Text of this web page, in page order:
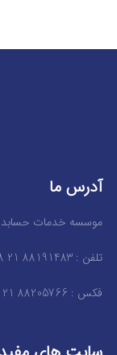
آدرس ما
موسسه خدمات
تلفن : 88191483 21 98+
فکس : 88205766 21 98+